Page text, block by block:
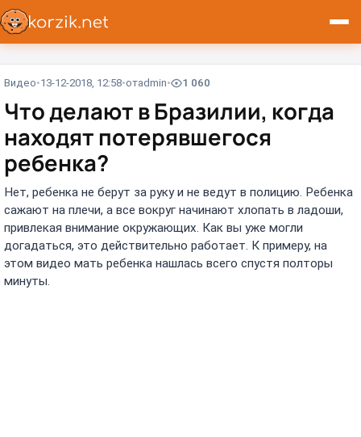
Видео 13-12-2018, 12:58 отadmin 1 060
Что делают в Бразилии, когда
находят потерявшегося
ребенка?
Нет, ребенка не берут за руку и не ведут в полицию. Ребенка
сажают на плечи, а все вокруг начинают хлопать в ладоши,
привлекая внимание окружающих. Как вы уже могли
догадаться, это действительно работает. К примеру, на
этом видео мать ребенка нашлась всего спустя полторы
минуты.